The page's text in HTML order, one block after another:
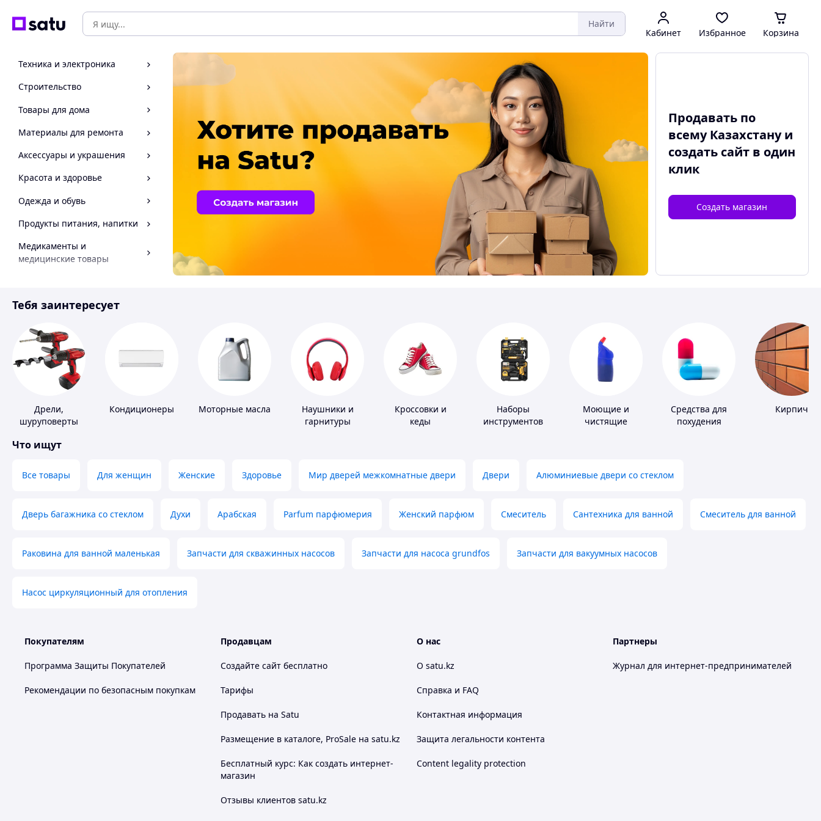
Найти
Кабинет Избранное Корзина
Техника и электроника
Строительство
Товары для дома
Материалы для ремонта
Аксессуары и украшения
Красота и здоровье
Одежда и обувь
Продукты питания, напитки
Медикаменты и
медицинские товары
Инструмент
Продавать по
всему Казахстану и
создать сайтв один
клик
Создать магазин
Тебя заинтересует
Дрели,
шуруповерты
Кондиционеры Моторные масла
Наушники и
гарнитуры
Кроссовки и
кеды
Наборы
инструментов
Моющие и
чистящие
Средства для
похудения
Кирпич
Что ищут
Все товары Для женщин Женские Здоровье Мир дверей межкомнатные двери Двери Алюминиевые двери со стеклом
Дверь багажника со стеклом Духи Арабская Parfum парфюмерия Женский парфюм Смеситель Сантехника для ванной Смеситель для ванной
Раковина для ванной маленькая Запчасти для скважинных насосов Запчасти для насоса grundfos Запчасти для вакуумных насосов
Насос циркуляционный для отопления
Покупателям
Программа Защиты Покупателей
Рекомендации по безопасным покупкам
Продавцам
Создайте сайт бесплатно
Тарифы
Продавать на Satu
Размещение в каталоге, ProSale на satu.kz
Бесплатный курс: Как создать интернет-
магазин
Отзывы клиентов satu.kz
О нас
О satu.kz
Справка и FAQ
Контактная информация
Защита легальности контента
Content legality protection
Партнеры
Журнал для интернет-предпринимателей